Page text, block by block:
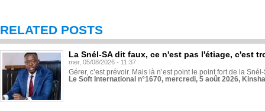
RELATED POSTS
La Snél-SA dit faux, ce n'est pas l'étiage, c'est
mer, 05/08/2026 - 11:37
Gérer, c’est prévoir. Mais là n’est point le point fort de la
Le Soft International n°1670, mercredi, 5 août 2026,